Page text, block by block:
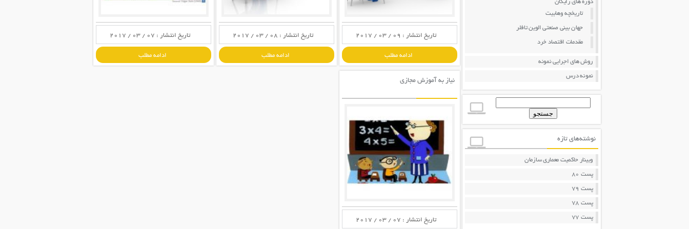
دوره های رایگان
تاریخچه وهابیت
جهان بینی صنعتی الوین تافلر
مقدمات اقتصاد خرد
روش های اجرایی نمونه
نمونه درس
جستجو
نوشته‌های تازه
وبینار حاکمیت معماری سازمان
پست 80
پست 79
پست 78
پست 77
تاریخ انتشار : 09 / 03 / 2017
ادامه مطلب
تاریخ انتشار : 08 / 03 / 2017
ادامه مطلب
تاریخ انتشار : 07 / 03 / 2017
ادامه مطلب
نیاز به آموزش مجازی
تاریخ انتشار : 07 / 03 / 2017